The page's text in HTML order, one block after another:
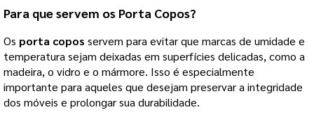
Para que servem os Porta Copos?
Os porta copos servem para evitar que marcas de umidade e
temperatura sejam deixadas em superfícies delicadas, como a
madeira, o vidro e o mármore. Isso é especialmente
importante para aqueles que desejam preservar a integridade
dos móveis e prolongar sua durabilidade.